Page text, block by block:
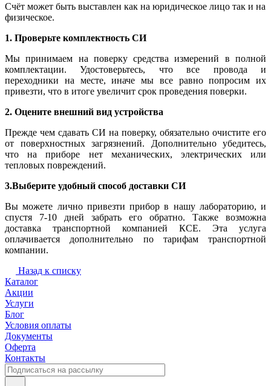
Счёт может быть выставлен как на юридическое лицо так и на
физическое.
1. Проверьте комплектность СИ
Мы принимаем на поверку средства измерений в полной
комплектации. Удостоверьтесь, что все провода и
переходники на месте, иначе мы все равно попросим их
привезти, что в итоге увеличит срок проведения поверки.
2. Оцените внешний вид устройства
Прежде чем сдавать СИ на поверку, обязательно очистите его
от поверхностных загрязнений. Дополнительно убедитесь,
что на приборе нет механических, электрических или
тепловых повреждений.
3.Выберите удобный способ доставки СИ
Вы можете лично привезти прибор в нашу лабораторию, и
спустя 7-10 дней забрать его обратно. Также возможна
доставка транспортной компанией КСЕ. Эта услуга
оплачивается дополнительно по тарифам транспортной
компании.
Назад к списку
Каталог
Акции
Услуги
Блог
Условия оплаты
Документы
Оферта
Контакты